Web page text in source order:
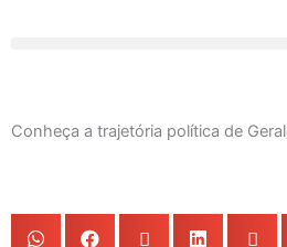
Conheça a trajetória política de